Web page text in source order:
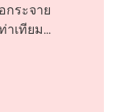
กระจาย
เทียม...